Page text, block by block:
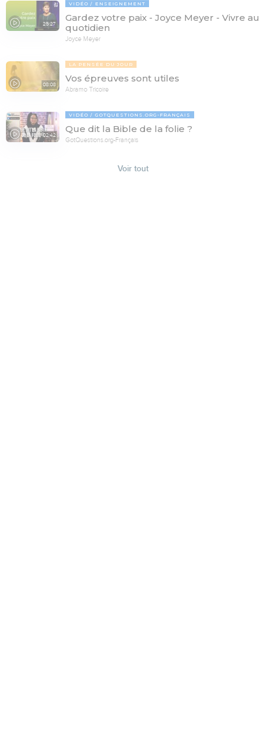
25:27
VIDÉO ENSEIGNEMENT
Gardez votre paix - Joyce Meyer - Vivre au
quotidien
Joyce Meyer
08:08
LA PENSÉE DU JOUR
Vos épreuves sont utiles
Abramo Tricoire
02:42
VIDÉO GOTQUESTIONS.ORG-FRANÇAIS
Que dit la Bible de la folie ?
GotQuestions.org-Français
Voir tout